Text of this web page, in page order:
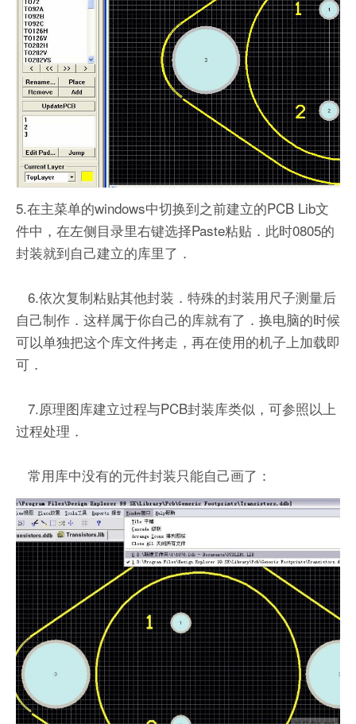
5.在主菜单的windows中切换到之前建立的PCB Lib文
件中，在左侧目录里右键选择Paste粘贴．此时0805的
封装就到自己建立的库里了．
6.依次复制粘贴其他封装．特殊的封装用尺子测量后
自己制作．这样属于你自己的库就有了．换电脑的时候
可以单独把这个库文件拷走，再在使用的机子上加载即
可．
7.原理图库建立过程与PCB封装库类似，可参照以上
过程处理．
常用库中没有的元件封装只能自己画了：